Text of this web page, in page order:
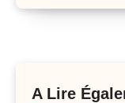
A Lire